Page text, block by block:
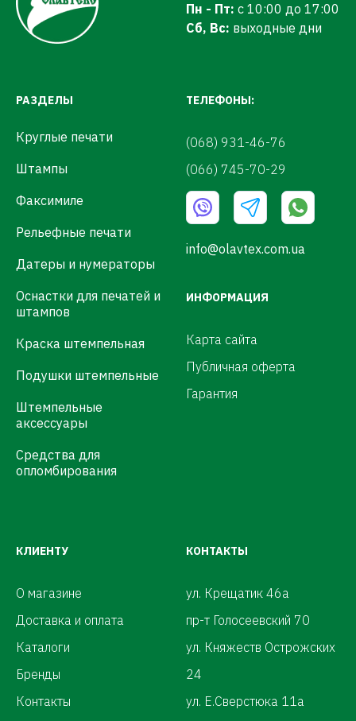
Пн - Пт: с 10:00 до 17:00
Сб, Вс: выходные дни
РАЗДЕЛЫ
Круглые печати
Штампы
Факсимиле
Рельефные печати
Датеры и нумераторы
Оснастки для печатей и
штампов
Краска штемпельная
Подушки штемпельные
Штемпельные
аксессуары
Средства для
опломбирования
ТЕЛЕФОНЫ:
(068) 931-46-76
(066) 745-70-29
info@olavtex.com.ua
ИНФОРМАЦИЯ
Карта сайта
Публичная оферта
Гарантия
КЛИЕНТУ
О магазине
Доставка и оплата
Каталоги
Бренды
Контакты
КОНТАКТЫ
ул. Крещатик 46а
пр-т Голосеевский 70
ул. Княжеств Острожских
24
ул. Е.Сверстюка 11а